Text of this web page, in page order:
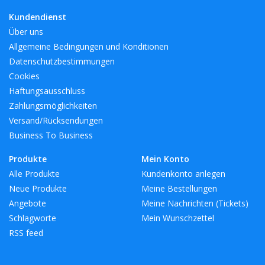
BreiteMM: 65
DurchmesserMM: 65
HöheMM: 205
LängeMM: 65
Kundendienst
Über uns
Allgemeine Bedingungen und Konditionen
Datenschutzbestimmungen
Cookies
Haftungsausschluss
Zahlungsmöglichkeiten
Versand/Rücksendungen
Business To Business
Produkte
Alle Produkte
Neue Produkte
Angebote
Schlagworte
RSS feed
Mein Konto
Kundenkonto anlegen
Meine Bestellungen
Meine Nachrichten (Tickets)
Mein Wunschzettel